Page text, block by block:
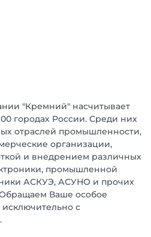
"Кремний" насчитывает
городах России. Среди них
отраслей промышленности,
организации,
и внедрением различных
промышленной
АСКУЭ, АСУНО и прочих
Ваше особое
с